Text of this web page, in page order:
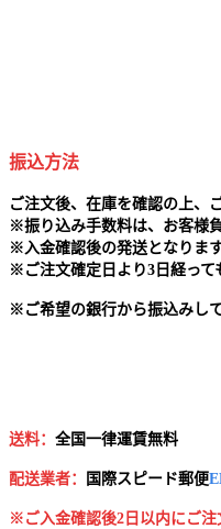
振込方法
ご注文後、在庫を確認の上、
※振り込み手数料は、お客様
※ 入金確認後の発送となります
※ ご注文確定日より3日経っ
※ ご希望の銀行から振込みし
送料： 全国一律運賃無料
配送業者： 国 際スピード郵便
※ご入金確認後2日以内にご注